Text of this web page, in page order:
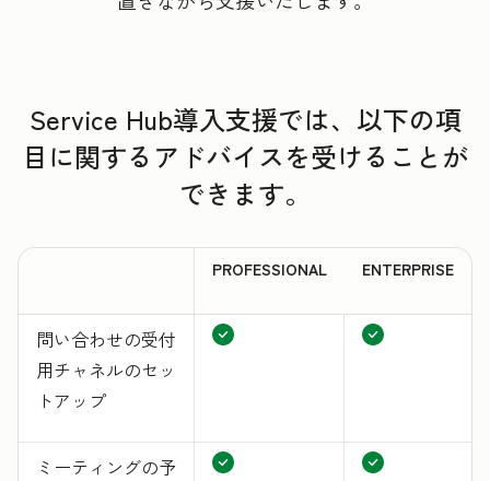
Service Hub導入支援では、以下の項
目に関するアドバイスを受けることが
できます。
PROFESSIONAL ENTERPRISE
問い合わせの受付
用チャネルのセッ
トアップ
ミーティングの予